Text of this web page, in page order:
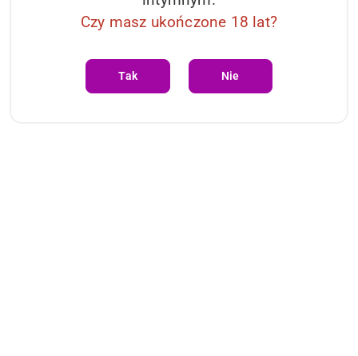
Czy masz ukończone 18 lat?
Tak Nie